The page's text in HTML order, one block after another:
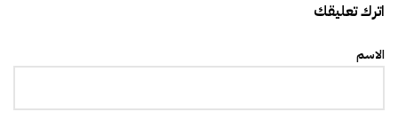
اترك تعليقك
الاسم